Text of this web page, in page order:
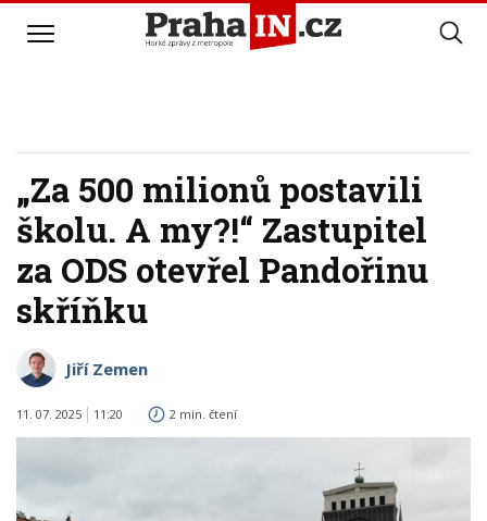
„Za 500 milionů postavili
školu. A my?!“ Zastupitel
za ODS otevřel Pandořinu
skříňku
Jiří Zemen
11. 07. 2025 11:20 2 min. čtení